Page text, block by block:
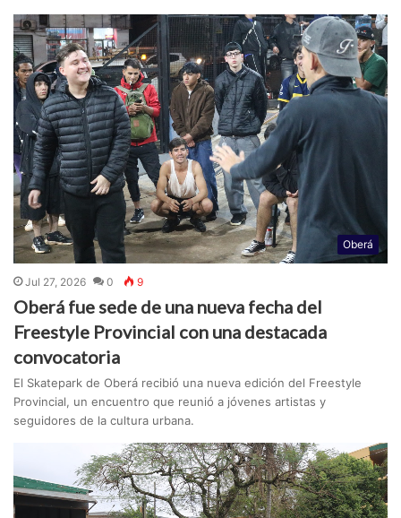
Oberá
Jul 27, 2026 0 9
Oberá fue sede de una nueva fecha del
Freestyle Provincial con una destacada
convocatoria
El Skatepark de Oberá recibió una nueva edición del Freestyle
Provincial, un encuentro que reunió a jóvenes artistas y
seguidores de la cultura urbana.